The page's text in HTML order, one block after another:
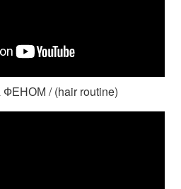
/ (hair routine)